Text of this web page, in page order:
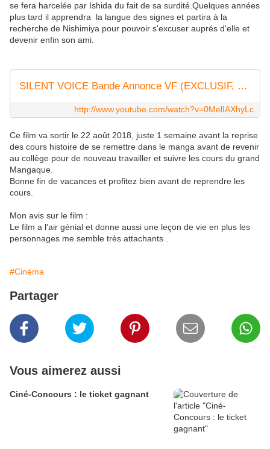
se fera harcelée par Ishida du fait de sa surdité.Quelques années
plus tard il apprendra la langue des signes et partira à la
recherche de Nishimiya pour pouvoir s'excuser auprés d'elle et
devenir enfin son ami.
SILENT VOICE Bande Annonce VF (EXCLUSIF, 2018) Animation Japonaise
http://www.youtube.com/watch?v=0MelIAXhyLc
Ce film va sortir le 22 août 2018, juste 1 semaine avant la reprise
des cours histoire de se remettre dans le manga avant de revenir
au collège pour de nouveau travailler et suivre les cours du grand
Mangaque.
Bonne fin de vacances et profitez bien avant de reprendre les
cours.
Mon avis sur le film :
Le film a l'air génial et donne aussi une leçon de vie en plus les
personnages me semble très attachants .
#Cinéma
Partager
Vous aimerez aussi
Ciné-Concours : le ticket gagnant